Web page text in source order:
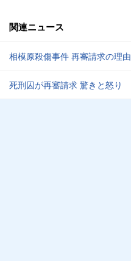
関連ニュース
相模原殺傷事件 再審請求の理由
死刑囚が再審請求 驚きと怒り